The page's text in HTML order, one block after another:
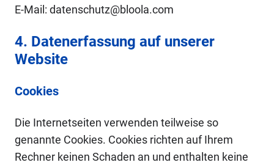
E-Mail: datenschutz@bloola.com
4. Datenerfassung auf unserer
Website
Cookies
Die Internetseiten verwenden teilweise so
genannte Cookies. Cookies richten auf Ihrem
Rechner keinen Schaden an und enthalten keine